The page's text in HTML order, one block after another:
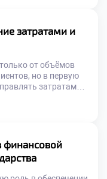
финансовой
в […]
затратами и
от объёмов
но в первую
затратами и
строится
снижает
[…]
финансовой